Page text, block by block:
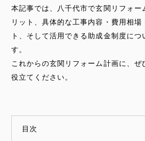
本記事では、八千代市で玄関リフォー
リット、具体的な工事内容・費用相場
ト、そして活用できる助成金制度につ
す。
これからの玄関リフォーム計画に、ぜ
役立てください。
目次